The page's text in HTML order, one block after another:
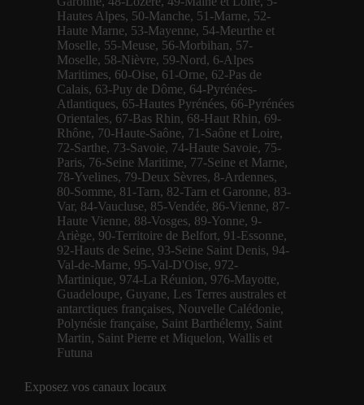
Hautes Alpes, 50-Manche, 51-Marne, 52-
Haute Marne, 53-Mayenne, 54-Meurthe et
Moselle, 55-Meuse, 56-Morbihan, 57-
Moselle, 58-Nièvre, 59-Nord, 6-Alpes
Maritimes, 60-Oise, 61-Orne, 62-Pas de
Calais, 63-Puy de Dôme, 64-Pyrénées-
Atlantiques, 65-Hautes Pyrénées, 66-Pyrénées
Orientales, 67-Bas Rhin, 68-Haut Rhin, 69-
Rhône, 70-Haute-Saône, 71-Saône et Loire,
72-Sarthe, 73-Savoie, 74-Haute Savoie, 75-
Paris, 76-Seine Maritime, 77-Seine et Marne,
78-Yvelines, 79-Deux Sèvres, 8-Ardennes,
80-Somme, 81-Tarn, 82-Tarn et Garonne, 83-
Var, 84-Vaucluse, 85-Vendée, 86-Vienne, 87-
Haute Vienne, 88-Vosges, 89-Yonne, 9-
Ariège, 90-Territoire de Belfort, 91-Essonne,
92-Hauts de Seine, 93-Seine Saint Denis, 94-
Val-de-Marne, 95-Val-D'Oise, 972-
Martinique, 974-La Réunion, 976-Mayotte,
Guadeloupe, Guyane, Les Terres australes et
antarctiques françaises, Nouvelle Calédonie,
Polynésie française, Saint Barthélemy, Saint
Martin, Saint Pierre et Miquelon, Wallis et
Futuna
Exposez vos canaux locaux